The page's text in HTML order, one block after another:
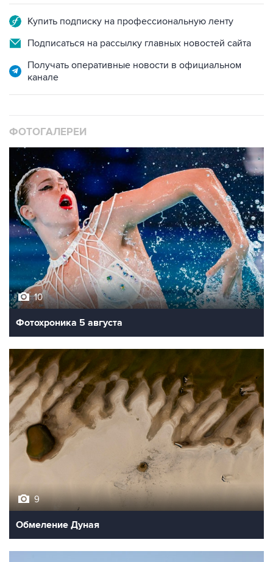
Купить подписку на профессиональную ленту
Подписаться на рассылку главных новостей сайта
Получать оперативные новости в официальном
канале
ФОТОГАЛЕРЕИ
10
Фотохроника 5 августа
9
Обмеление Дуная